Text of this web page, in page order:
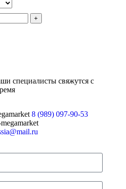
специалисты свяжутся с
8 (989) 097-90-53